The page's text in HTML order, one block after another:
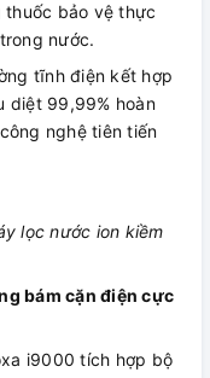
thuốc bảo vệ thực
nước.
tĩnh điện kết hợp
diệt 99,99% hoàn
nghệ tiên tiến
lọc nước ion kiềm
bám cặn điện cực
i9000 tích hợp bộ